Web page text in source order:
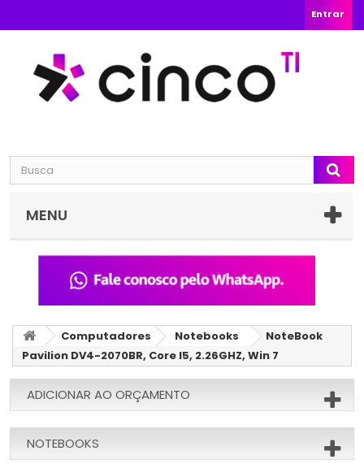
Entrar
MENU
Computadores Notebooks
NoteBook
Pavilion DV4-2070BR, Core I5, 2.26GHZ, Win 7
ADICIONAR AO ORÇAMENTO
NOTEBOOKS